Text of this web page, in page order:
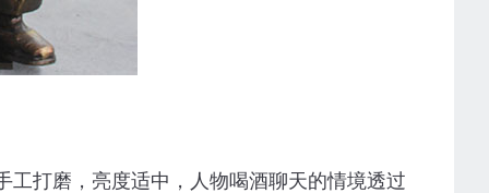
工打磨，亮度适中，人物喝酒聊天的情境透过